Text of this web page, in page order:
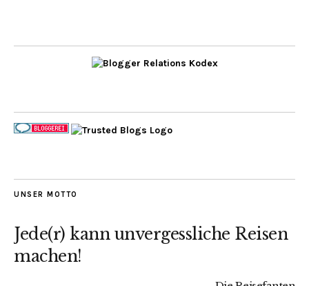
UNSER MOTTO
Jede(r) kann unvergessliche Reisen
machen!